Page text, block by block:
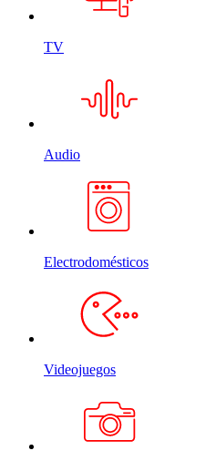
TV
Audio
Electrodomésticos
Videojuegos